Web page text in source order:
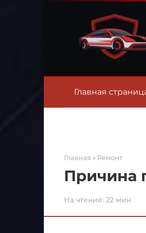
Главная
Главная » Ремонт
Причина
На чтение: 22 мин